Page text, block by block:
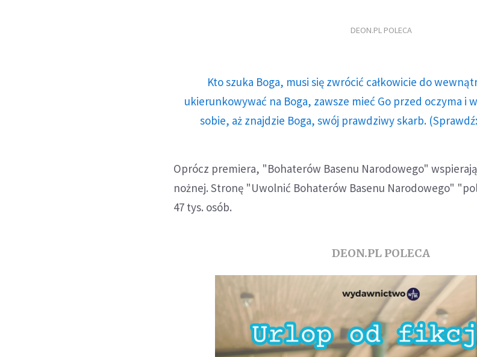
DEON.PL POLECA
Kto szuka Boga, musi się zwrócić całkowicie do
ukierunkowywać na Boga, zawsze mieć Go przed oczyma i
sobie, aż znajdzie Boga, swój prawdziwy skarb. (Sprawdź:
Oprócz premiera, "Bohaterów Basenu Narodowego"
nożnej. Stronę "Uwolnić Bohaterów Basenu Narodowego"
47 tys. osób.
DEON.PL POLECA